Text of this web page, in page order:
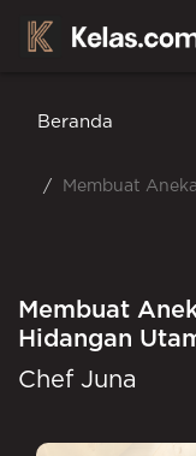
Beranda
Membuat
Membuat
Hidangan
Chef Juna